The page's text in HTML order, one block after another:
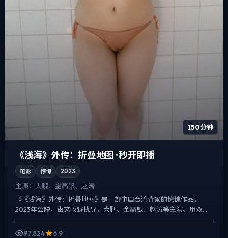
150分钟
《浅海》外传：折叠地图 · 秒开即播
电影 惊悚 2023
主演： 大鹏、金高银、赵涛
《《浅海》外传：折叠地图》是一部中国台湾背景的惊悚作品，
2023年公映，由文牧野执导，大鹏、金高银、赵涛等主演。用双线
叙事把过去与现在拧成一股绳，一场意外成为切口，牵出家庭、职...
97,824
6.9